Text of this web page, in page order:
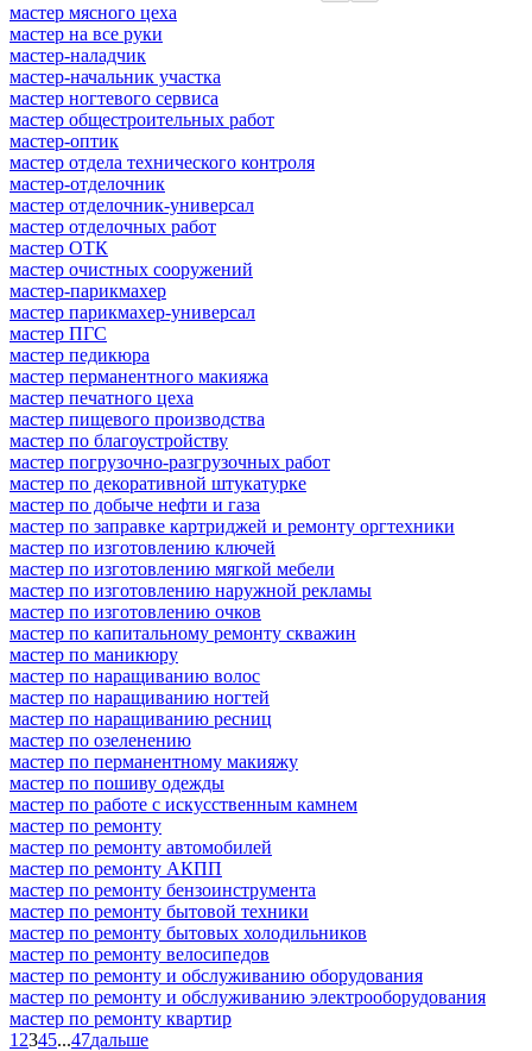
мастер мясного цеха
мастер на все руки
мастер-наладчик
мастер-начальник участка
мастер ногтевого сервиса
мастер общестроительных работ
мастер-оптик
мастер отдела технического контроля
мастер-отделочник
мастер отделочник-универсал
мастер отделочных работ
мастер ОТК
мастер очистных сооружений
мастер-парикмахер
мастер парикмахер-универсал
мастер ПГС
мастер педикюра
мастер перманентного макияжа
мастер печатного цеха
мастер пищевого производства
мастер по благоустройству
мастер погрузочно-разгрузочных работ
мастер по декоративной штукатурке
мастер по добыче нефти и газа
мастер по заправке картриджей и ремонту оргтехники
мастер по изготовлению ключей
мастер по изготовлению мягкой мебели
мастер по изготовлению наружной рекламы
мастер по изготовлению очков
мастер по капитальному ремонту скважин
мастер по маникюру
мастер по наращиванию волос
мастер по наращиванию ногтей
мастер по наращиванию ресниц
мастер по озеленению
мастер по перманентному макияжу
мастер по пошиву одежды
мастер по работе с искусственным камнем
мастер по ремонту
мастер по ремонту автомобилей
мастер по ремонту АКПП
мастер по ремонту бензоинструмента
мастер по ремонту бытовой техники
мастер по ремонту бытовых холодильников
мастер по ремонту велосипедов
мастер по ремонту и обслуживанию оборудования
мастер по ремонту и обслуживанию электрооборудования
мастер по ремонту квартир
1 2345...47дальше